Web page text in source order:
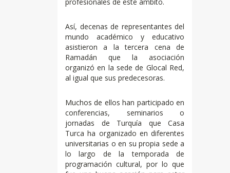
Así, decenas de representantes del
mundo académico y educativo
asistieron a la tercera cena de
Ramadán que la asociación
organizó en la sede de Glocal Red,
al igual que sus predecesoras.
Muchos de ellos han participado en
conferencias, seminarios o
jornadas de Turquía que Casa
Turca ha organizado en diferentes
universitarias o en su propia sede a
lo largo de la temporada de
programación cultural, por lo que